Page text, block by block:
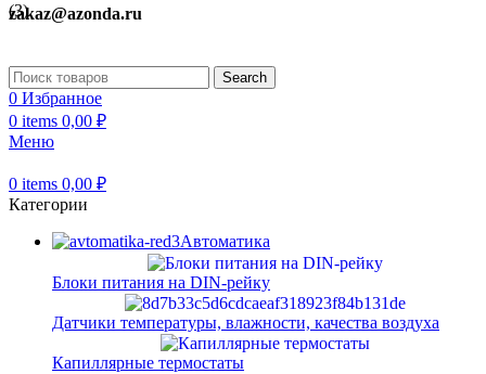
zakaz@azonda.ru
Search
0 Избранное
0 items 0,00 ₽
Меню
0 items 0,00 ₽
Категории
Автоматика
Блоки питания на DIN-рейку
Датчики температуры, влажности, качества воздуха
Капиллярные термостаты